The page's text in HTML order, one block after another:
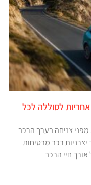
לסוללה לכל
צניחה בערך הרכב
רכב מבטיחות
חיי הרכב